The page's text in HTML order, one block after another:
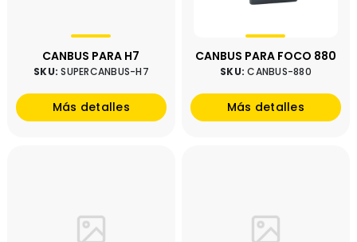
CANBUS PARA H7
SKU:SUPERCANBUS-H7
Más detalles
CANBUS PARA FOCO 880
SKU:CANBUS-880
Más detalles